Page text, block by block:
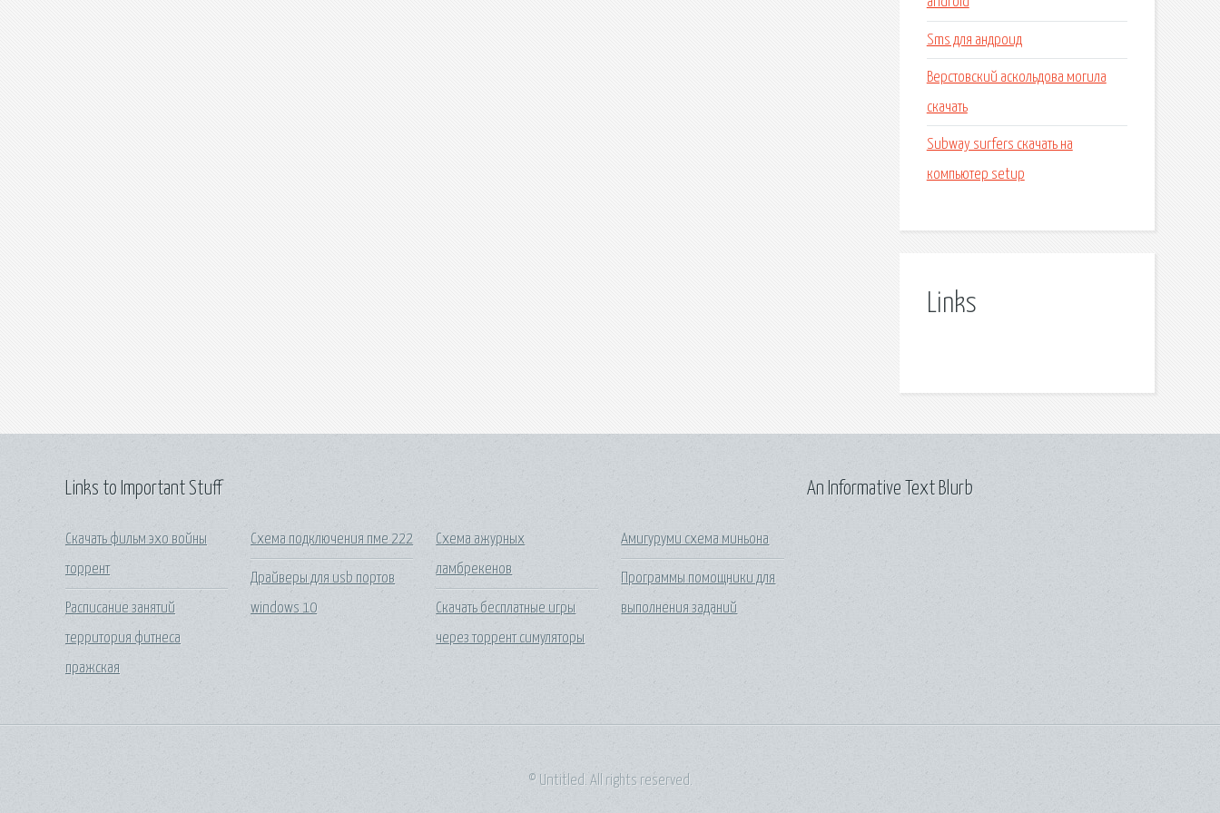
Sms для андроид
Верстовский аскольдова могила
скачать
Subway surfers скачать на
компьютер setup
Links
Links to Important Stuff
Скачать фильм эхо войны
торрент
Расписание занятий
территория фитнеса
пражская
Схема подключения пме 222
Драйверы для usb портов
windows 10
Схема ажурных
ламбрекенов
Скачать бесплатные игры
через торрент симуляторы
Амигуруми схема миньона
Программы помощники для
выполнения заданий
An Informative Text Blurb
© Untitled. All rights reserved.